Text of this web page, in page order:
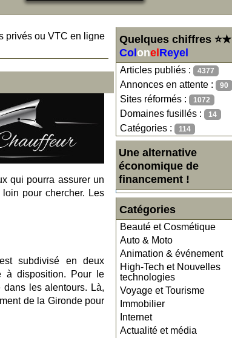
Quelques chiffres ⭐★
Col onel Reyel
Articles publiés : 4377
Annonces en attente : 90
Sites réformés : 1072
Domaines fusillés : 14
Catégories : 114
Une alternative
économique de
financement !
Catégories
Beauté et Cosmétique
Auto & Moto
Animation & événement
High-Tech et Nouvelles
technologies
Voyage et Tourisme
Immobilier
Internet
Actualité et média
privés ou VTC en ligne
qui pourra assurer un
pour chercher. Les
subdivisé en deux
à disposition. Pour le
les alentours. Là,
de la Gironde pour